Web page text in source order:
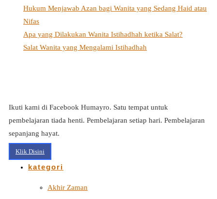
Hukum Menjawab Azan bagi Wanita yang Sedang Haid atau
Nifas
Apa yang Dilakukan Wanita Istihadhah ketika Salat?
Salat Wanita yang Mengalami Istihadhah
Ikuti kami di Facebook Humayro. Satu tempat untuk
pembelajaran tiada henti. Pembelajaran setiap hari. Pembelajaran
sepanjang hayat.
Klik Disini
kategori
Akhir Zaman